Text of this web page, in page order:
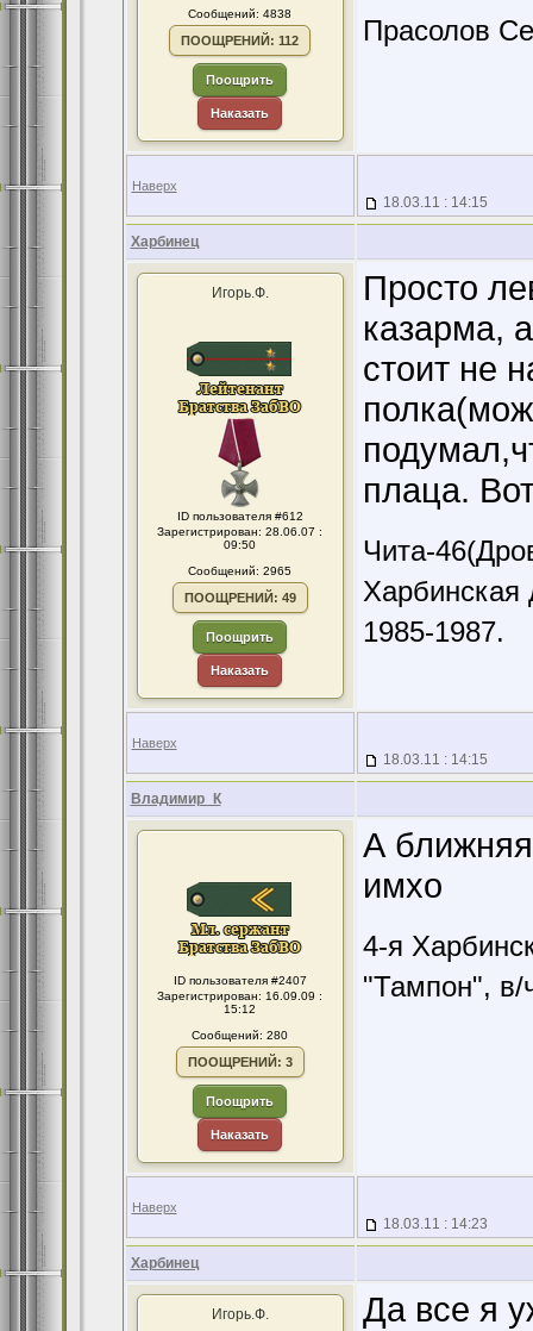
Сообщений: 4838
ПООЩРЕНИЙ: 112
Поощрить
Наказать
Прасолов
Наверх
18.03.11 : 14:15
Харбинец
Игорь.Ф.
ID пользователя #612
Зарегистрирован: 28.06.07 :
09:50
Сообщений: 2965
ПООЩРЕНИЙ: 49
Поощрить
Наказать
Просто
казарма,
стоит не
плаца.
Чита-
Харбинская
1985-1987.
Наверх
18.03.11 : 14:15
Владимир_К
ID пользователя #2407
Зарегистрирован: 16.09.09 :
15:12
Сообщений: 280
ПООЩРЕНИЙ: 3
Поощрить
Наказать
А
имхо
4-я
"Тампон",
Наверх
18.03.11 : 14:23
Харбинец
Игорь.Ф. Да все я